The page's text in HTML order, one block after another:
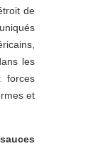
de
les
forces
et